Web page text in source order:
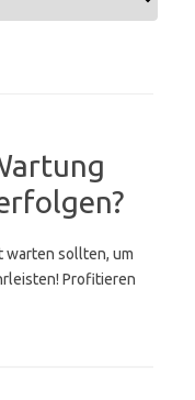
warten sollten, um
Profitieren